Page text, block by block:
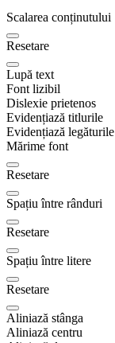
Scalarea conținutului
Resetare
Lupă text
Font lizibil
Dislexie prietenos
Evidențiază titlurile
Evidențiază legăturile
Mărime font
Resetare
Spațiu între rânduri
Resetare
Spațiu între litere
Resetare
Aliniază stânga
Aliniază centru